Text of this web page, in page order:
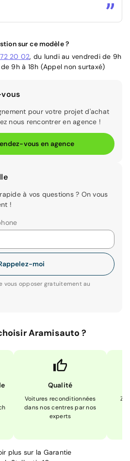
sur ce modèle ?
20 02, du lundi au vendredi de 9h
9h à 18h (Appel non surtaxé)
vous
pour votre projet d'achat
nous rencontrer en agence !
vous en agence
à vos questions ? On vous
!
moi
vous opposer gratuitement au
Aramisauto ?
Qualité
Voitures reconditionnées
dans nos centres par nos
experts
plus sur la Garantie